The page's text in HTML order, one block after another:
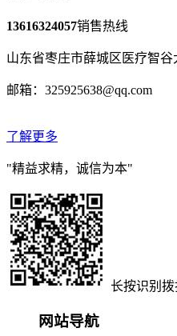
13616324057销售热线
山东省枣庄市薛城区医疗智谷
邮箱：325925638@qq.com
了解更多
"精益求精，诚信为本"
长按识别拨
网站导航